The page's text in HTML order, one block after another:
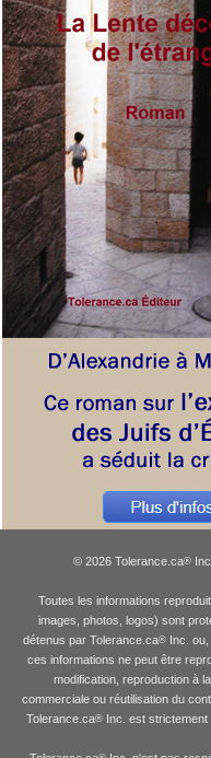
© 2026 Tolerance.ca®
Toutes les informations
images, photos, logos) sont
détenus par Tolerance.ca® Inc.
ces informations ne peut être
modification, reproduction à
commerciale ou réutilisation du
Tolerance.ca® Inc. est strictement